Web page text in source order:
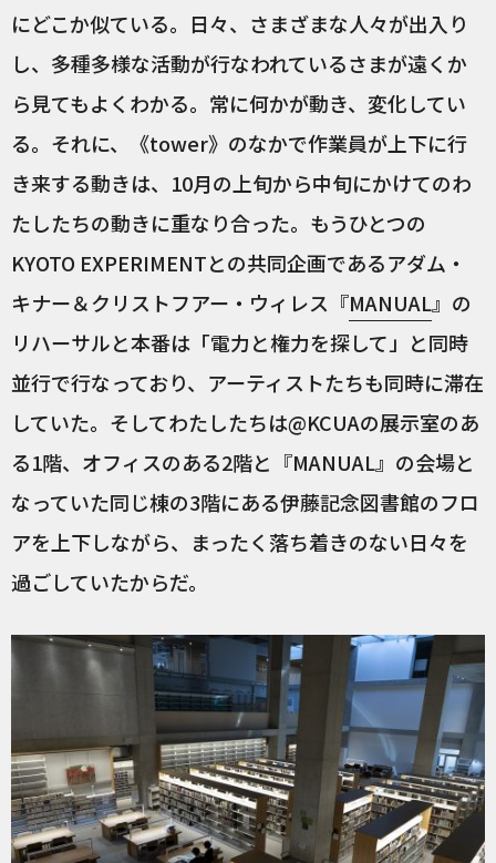
にどこか似ている。日々、さまざまな人々が出入り
し、多種多様な活動が行なわれているさまが遠くか
ら見てもよくわかる。常に何かが動き、変化してい
る。それに、《tower》のなかで作業員が上下に行
き来する動きは、10月の上旬から中旬にかけてのわ
たしたちの動きに重なり合った。もうひとつの
KYOTO EXPERIMENTとの共同企画であるアダム・
キナー＆クリストフアー・ウィレス『MANUAL』の
リハーサルと本番は「電力と権力を探して」と同時
並行で行なっており、アーティストたちも同時に滞在
していた。そしてわたしたちは@KCUAの展示室のあ
る1階、オフィスのある2階と『MANUAL』の会場と
なっていた同じ棟の3階にある伊藤記念図書館のフロ
アを上下しながら、まったく落ち着きのない日々を
過ごしていたからだ。